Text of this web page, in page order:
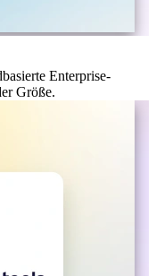
Enterprise-
Größe.